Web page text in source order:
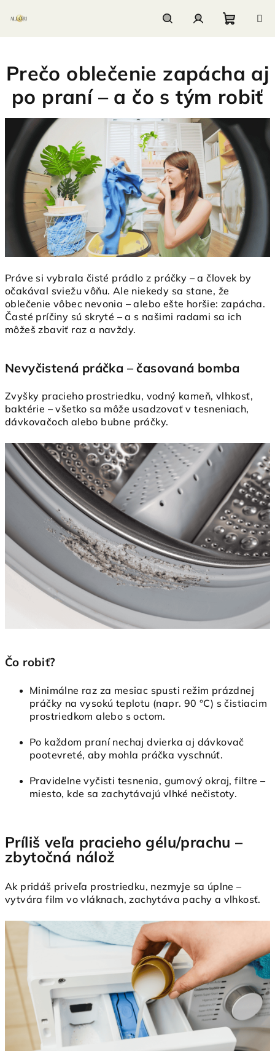
košík
Prečo oblečenie zapácha aj
po praní – a čo s tým robiť
Práve si vybrala čisté prádlo z práčky – a človek by
očakával sviežu vôňu. Ale niekedy sa stane, že
oblečenie vôbec nevonia – alebo ešte horšie: zapácha.
Časté príčiny sú skryté – a s našimi radami sa ich
môžeš zbaviť raz a navždy.
Nevyčistená práčka – časovaná bomba
Zvyšky pracieho prostriedku, vodný kameň, vlhkosť,
baktérie – všetko sa môže usadzovať v tesneniach,
dávkovačoch alebo bubne práčky.
Čo robiť?
Minimálne raz za mesiac spusti režim prázdnej
práčky na vysokú teplotu (napr. 90 °C) s čistiacim
prostriedkom alebo s octom.
Po každom praní nechaj dvierka aj dávkovač
pootevreté, aby mohla práčka vyschnúť.
Pravidelne vyčisti tesnenia, gumový okraj, filtre –
miesto, kde sa zachytávajú vlhké nečistoty.
Príliš veľa pracieho gélu/prachu –
zbytočná nálož
Ak pridáš priveľa prostriedku, nezmyje sa úplne –
vytvára film vo vláknach, zachytáva pachy a vlhkosť.